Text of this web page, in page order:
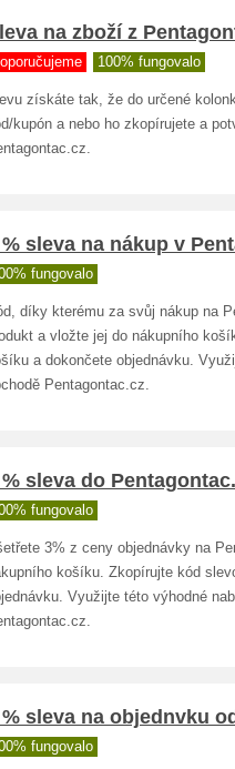
na zboží z
100% fungovalo
získáte tak, že do určené
kupón a nebo ho zkopírujete a
sleva na nákup v
fungovalo
díky kterému za svůj nákup na
a vložte jej do nákupního
a dokončete objednávku.
Pentagontac.cz.
sleva do
fungovalo
3% z ceny objednávky na
košíku. Zkopírujte kód
Využijte této výhodné
sleva na objednvku
fungovalo